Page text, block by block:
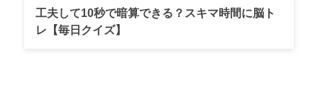
ンの本音：一方で、「色気のある長めの髪も好きだっ
たから少し寂しい」「ハーフアップも大好きだった」
工夫して10秒で暗算できる？スキマ時間に脳ト
レ【毎日クイズ】